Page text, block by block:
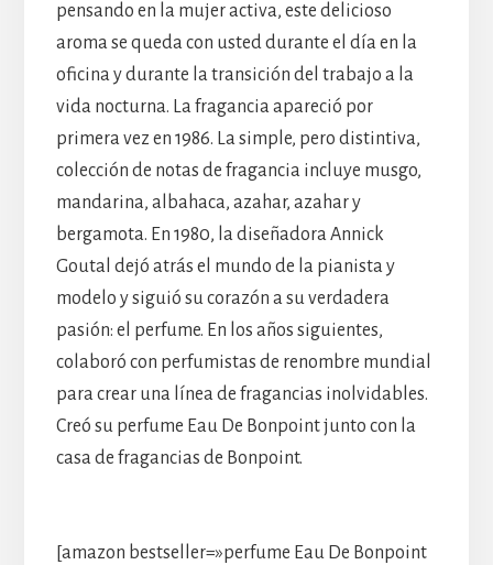
pensando en la mujer activa, este delicioso
aroma se queda con usted durante el día en la
oficina y durante la transición del trabajo a la
vida nocturna. La fragancia apareció por
primera vez en 1986. La simple, pero distintiva,
colección de notas de fragancia incluye musgo,
mandarina, albahaca, azahar, azahar y
bergamota. En 1980, la diseñadora Annick
Goutal dejó atrás el mundo de la pianista y
modelo y siguió su corazón a su verdadera
pasión: el perfume. En los años siguientes,
colaboró con perfumistas de renombre mundial
para crear una línea de fragancias inolvidables.
Creó su perfume Eau De Bonpoint junto con la
casa de fragancias de Bonpoint.
[amazon bestseller=»perfume Eau De Bonpoint